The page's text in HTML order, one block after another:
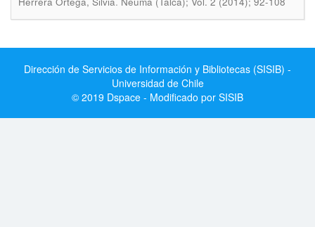
Dirección de Servicios de Información y Bibliotecas (SISIB) -
Universidad de Chile
© 2019 Dspace - Modificado por SISIB